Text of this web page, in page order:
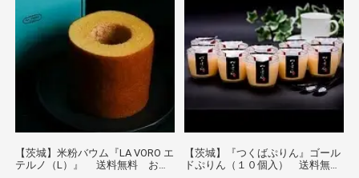
【茨城】米粉バウム『LA VORO エ
テルノ（L）』 送料無料 お取
【茨城】『つくばぷりん』ゴール
ドぷりん（１０個入） 送料無料